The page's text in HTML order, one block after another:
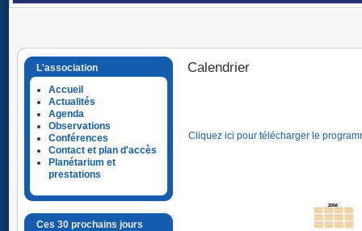
L'association
Accueil
Actualités
Agenda
Observations
Conférences
Contact et plan d'accès
Planétarium et
prestations
Ces 30 prochains jours
Calendrier
Cliquez ici pour télécharger le